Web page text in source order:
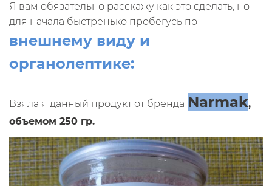
Я вам обязательно расскажу как это сделать, но
для начала быстренько пробегусь по
внешнему виду и
органолептике:
Взяла я данный продукт от бренда Narmak,
объемом 250 гр.